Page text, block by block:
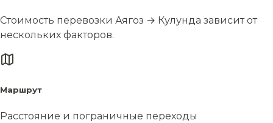
Стоимость перевозки Аягоз → Кулунда зависит от
нескольких факторов.
Маршрут
Расстояние и пограничные переходы